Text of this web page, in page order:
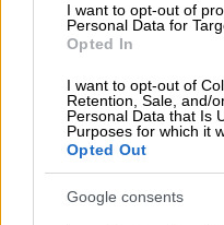
I want to opt-out of
Personal Data for
Opted In
I want to opt-out of
Retention, Sale, and/
Personal Data that Is
Purposes for which it
Opted Out
Google consents
κάποια στιγμή τον
γύρισε το κεφάλι
του το μυστικό».